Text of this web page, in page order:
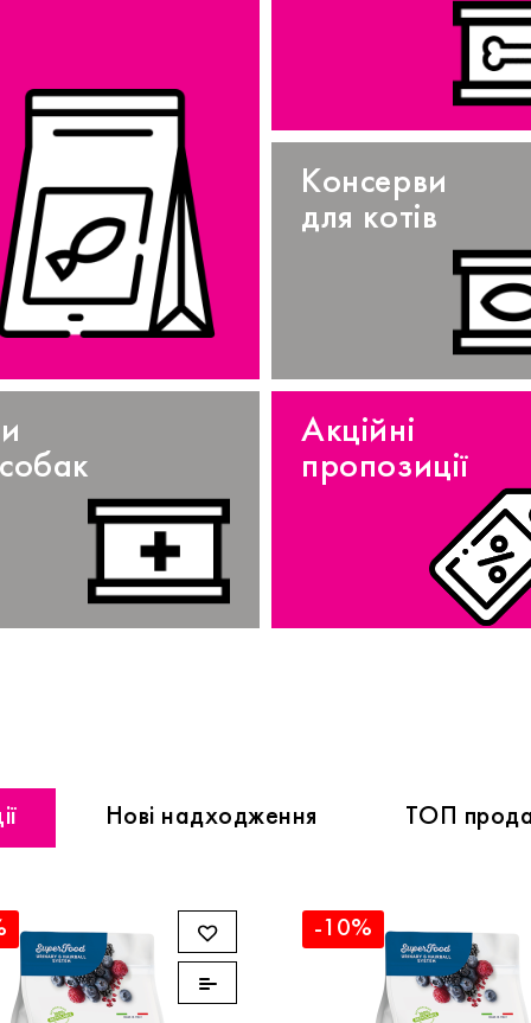
Консерви
для котів
Акційні
пропозиції
Нові надходження ТОП
-10%